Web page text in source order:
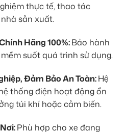
thực tế, thao tác
sản xuất.
Hãng 100%:Bảo hành
suốt quá trình sử dụng.
Đảm Bảo An Toàn:Hệ
thống điện hoạt động ổn
túi khí hoặc cảm biến.
Phù hợp cho xe đang